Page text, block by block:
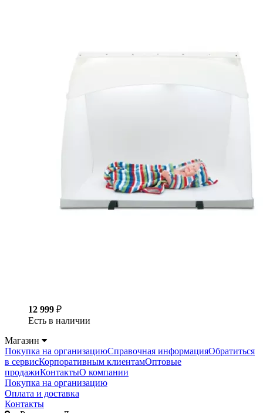
12 999 ₽
Есть в наличии
Магазин
Покупка на организациюСправочная информацияОбратиться
в сервисКорпоративным клиентамОптовые
продажиКонтактыО компании
Покупка на организацию
Оплата и доставка
Контакты